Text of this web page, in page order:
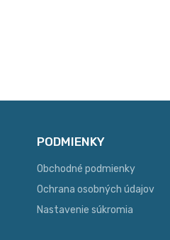
PODMIENKY
Obchodné podmienky
Ochrana osobných údajov
Nastavenie súkromia